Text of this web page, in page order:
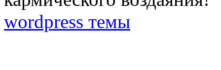
wordpress темы